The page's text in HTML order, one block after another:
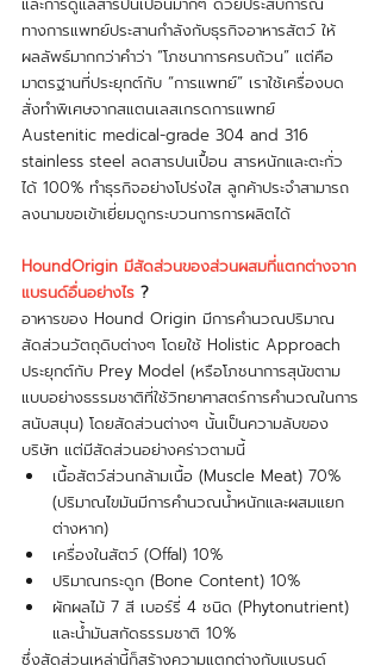
ทางการแพทย์ประสานกำลังกับธุรกิจอาหารสัตว์ ให้
ผลลัพธ์มากกว่าคำว่า “โภชนาการครบถ้วน” แต่คือ
มาตรฐานที่ประยุกต์กับ “การแพทย์” เราใช้เครื่องบด
สั่งทำพิเศษจากสแตนเลสเกรดการแพทย์
Austenitic medical-grade 304 and 316
stainless steel ลดสารปนเปื้อน สารหนักและตะกั่ว
ได้ 100% ทำธุรกิจอย่างโปร่งใส ลูกค้าประจำสามารถ
ลงนามขอเข้าเยี่ยมดูกระบวนการการผลิตได้
HoundOrigin มีสัดส่วนของส่วนผสมที่แตกต่างจาก
แบรนด์อื่นอย่างไร ?
อาหารของ Hound Origin มีการคำนวณปริมาณ
สัดส่วนวัตถุดิบต่างๆ โดยใช้ Holistic Approach
ประยุกต์กับ Prey Model (หรือโภชนาการสุนัขตาม
แบบอย่างธรรมชาติที่ใช้วิทยาศาสตร์การคำนวณในการ
สนับสนุน) โดยสัดส่วนต่างๆ นั้นเป็นความลับของ
บริษัท แต่มีสัดส่วนอย่างคร่าวตามนี้
เนื้อสัตว์ส่วนกล้ามเนื้อ (Muscle Meat) 70%
(ปริมาณไขมันมีการคำนวณน้ำหนักและผสมแยก
ต่างหาก)
เครื่องในสัตว์ (Offal) 10%
ปริมาณกระดูก (Bone Content) 10%
ผักผลไม้ 7 สี เบอร์รี่ 4 ชนิด (Phytonutrient)
และน้ำมันสกัดธรรมชาติ 10%
ซึ่งสัดส่วนเหล่านี้ก็สร้างความแตกต่างกับแบรนด์